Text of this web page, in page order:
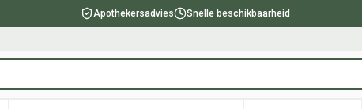
Apothekersadvies Snelle beschikbaarheid